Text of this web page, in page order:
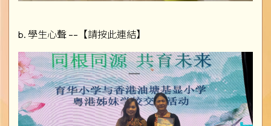
b. 學生心聲 ––【請按此連結】